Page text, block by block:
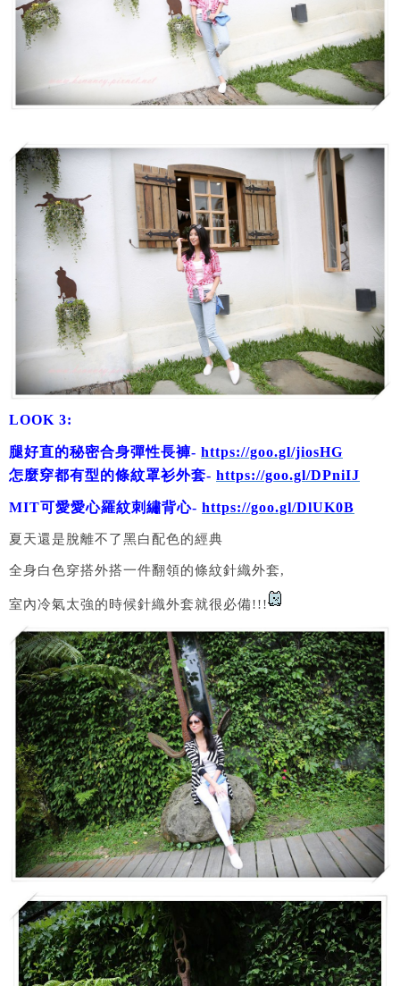
LOOK 3:
腿好直的秘密合身彈性長褲- https://goo.gl/jiosHG
怎麼穿都有型的條紋罩衫外套- https://goo.gl/DPniIJ
MIT可愛愛心羅紋刺繡背心- https://goo.gl/DlUK0B
夏天還是脫離不了黑白配色的經典
全身白色穿搭外搭一件翻領的條紋針織外套,
室內冷氣太強的時候針織外套就很必備!!!